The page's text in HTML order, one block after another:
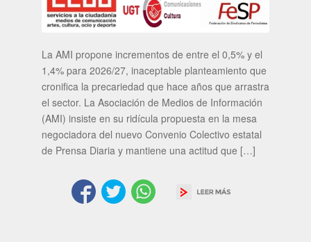
La AMI propone incrementos de entre el 0,5% y el
1,4% para 2026/27, inaceptable planteamiento que
cronifica la precariedad que hace años que arrastra
el sector. La Asociación de Medios de Información
(AMI) insiste en su ridícula propuesta en la mesa
negociadora del nuevo Convenio Colectivo estatal
de Prensa Diaria y mantiene una actitud que […]